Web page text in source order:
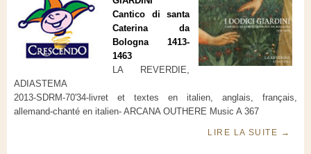
Cantico di santa
Caterina da
Bologna 1413-
1463
LA REVERDIE,
ADIASTEMA
2013-SDRM-70'34-livret et textes en italien, anglais, français,
allemand-chanté en italien- ARCANA OUTHERE Music A 367
LIRE LA SUITE →